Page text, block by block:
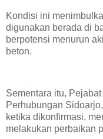
‎Kondisi ini
digunakan berada di
berpotensi menurun
beton.
‎Sementara itu,
Perhubungan Sidoarjo,
ketika dikonfirmasi,
melakukan perbaikan